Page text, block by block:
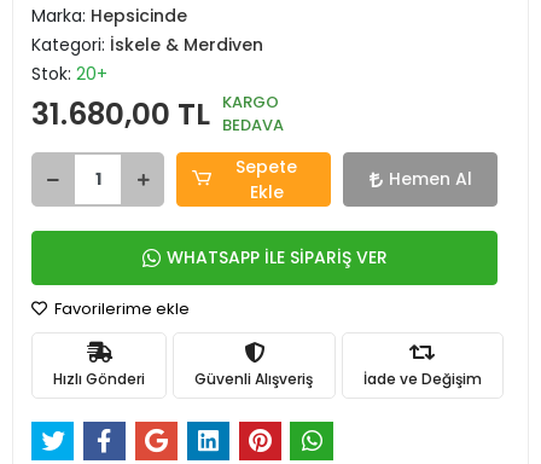
Marka: Hepsicinde
Kategori: İskele & Merdiven
Stok: 20+
31.680,00 TL KARGO
BEDAVA
Sepete
Ekle
Hemen Al
WHATSAPP İLE SİPARİŞ VER
Favorilerime ekle
Hızlı Gönderi Güvenli Alışveriş İade ve Değişim